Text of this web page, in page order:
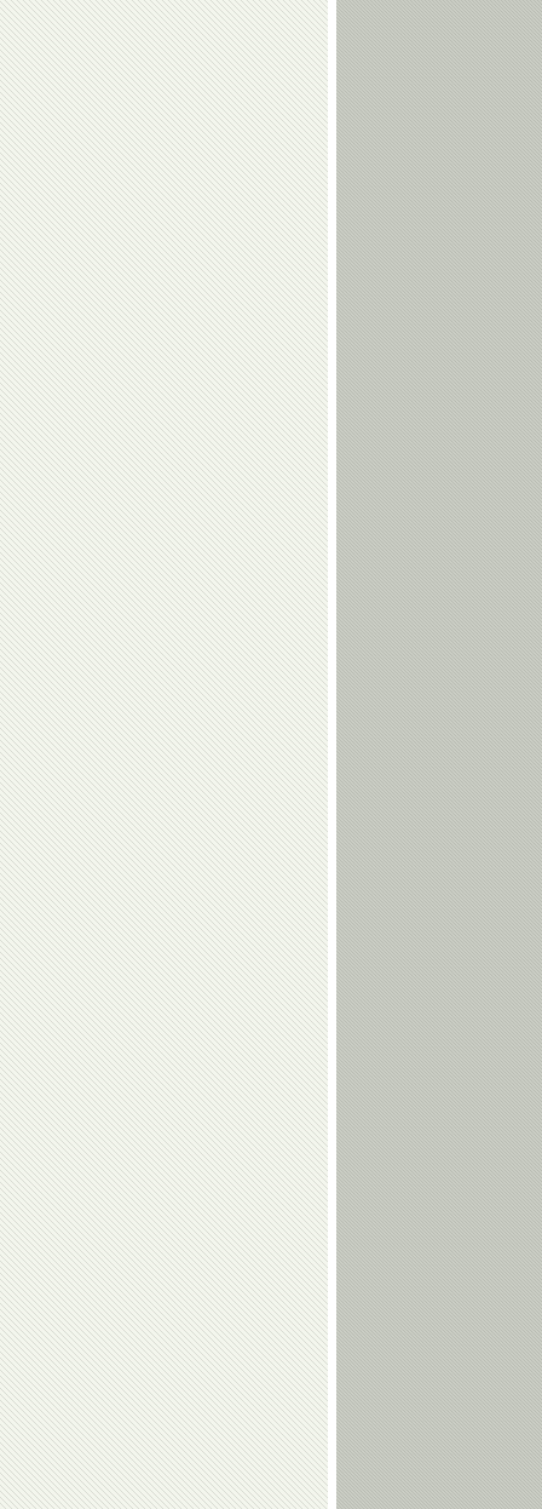
Сергей
Ворожун
Дмитрий
Крикорьянц
Александр
Ухов
Сергей
Елисеев
Ольга
Капранова
Николай
Горелов
Юрий
Шахмурадов
Гоги
Когуашвили
Тамерлан
Башаев
Наталья
Кузютина
Валерий
Алфосов
Евгений
Гребенкин
Алексей
Дудченко
Ирина
Караваева
Елена
Чайковская
Виктор
Кудрявцев
Владимир
Воронков
Геннадий
Карпоносов
Алина
Загитова
Андрей
Максимов